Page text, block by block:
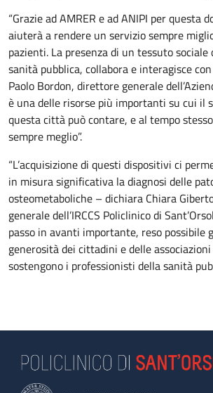
“Grazie ad AMRER e ad ANIPI per questa
aiuterà a rendere un servizio sempre
pazienti. La presenza di un tessuto sociale
sanità pubblica, collabora e interagisce con
Paolo Bordon, direttore generale
è una delle risorse più importanti su cui il
questa città può contare, e al tempo
sempre meglio”.
“L’acquisizione di questi dispositivi ci
in misura significativa la diagnosi delle
osteometaboliche – dichiara Chiara
generale dell’IRCCS Policlinico di
passo in avanti importante, reso possibile
generosità dei cittadini e delle
sostengono i professionisti della sanità